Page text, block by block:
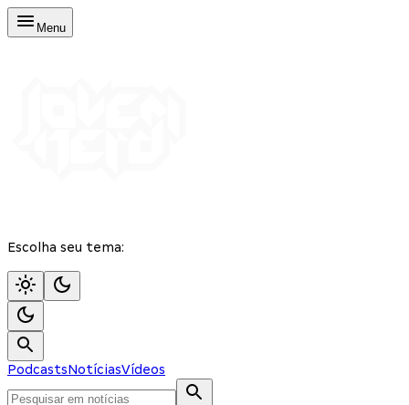
Menu
Escolha seu tema:
PodcastsNotíciasVídeos